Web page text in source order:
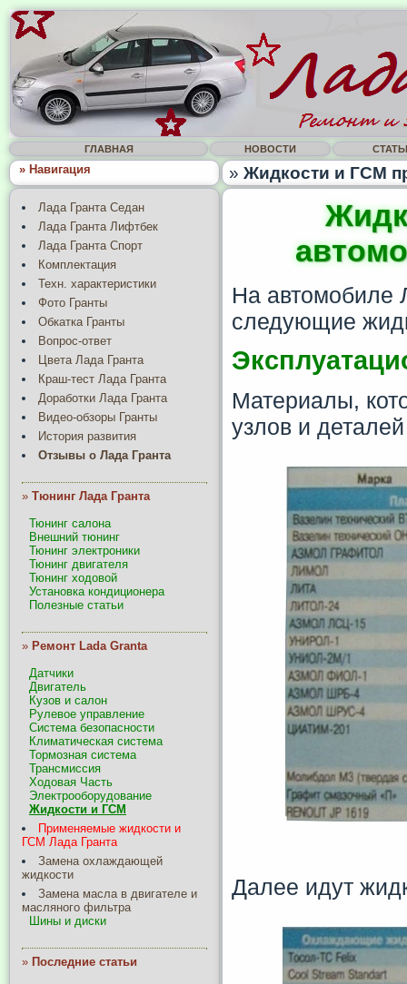
ГЛАВНАЯ НОВОСТИ
» Навигация » Жидкости и ГСМ
Лада Гранта Седан
Лада Гранта Лифтбек
Лада Гранта Спорт
Комплектация
Техн. характеристики
Фото Гранты
Обкатка Гранты
Вопрос-ответ
Цвета Лада Гранта
Краш-тест Лада Гранта
Доработки Лада Гранта
Видео-обзоры Гранты
История развития
Отзывы о Лада Гранта
» Тюнинг Лада Гранта
Тюнинг салона
Внешний тюнинг
Тюнинг электроники
Тюнинг двигателя
Тюнинг ходовой
Установка кондиционера
Полезные статьи
» Ремонт Lada Granta
Датчики
Двигатель
Кузов и салон
Рулевое управление
Система безопасности
Климатическая система
Тормозная система
Трансмиссия
Ходовая Часть
Электрооборудование
Жидкости и ГСМ
Применяемые жидкости и
ГСМ Лада Гранта
Замена охлаждающей
жидкости
Замена масла в двигателе и
масляного фильтра
Шины и диски
» Последние статьи
На автомобиле
следующие
Материалы,
узлов и
Далее идут